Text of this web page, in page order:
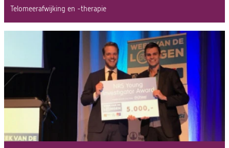
Telomeerafwijking en -therapie